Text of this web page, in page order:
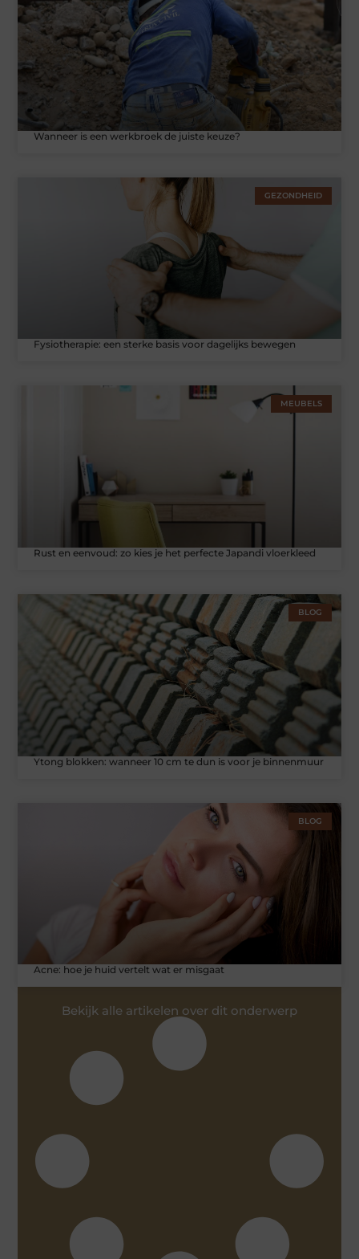
Wanneer is een werkbroek de juiste keuze?
GEZONDHEID
Fysiotherapie: een sterke basis voor dagelijks bewegen
MEUBELS
Rust en eenvoud: zo kies je het perfecte Japandi vloerkleed
BLOG
Ytong blokken: wanneer 10 cm te dun is voor je binnenmuur
BLOG
Acne: hoe je huid vertelt wat er misgaat
Bekijk alle artikelen over dit onderwerp